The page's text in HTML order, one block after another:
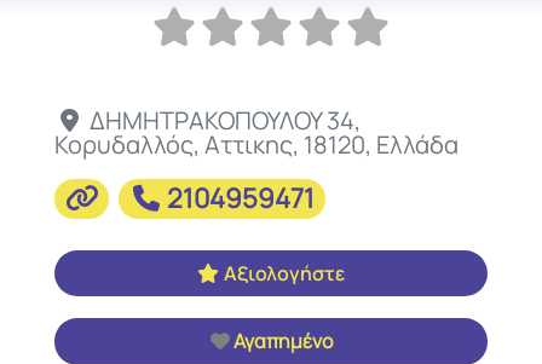
ΔΗΜΗΤΡΑΚΟΠΟΥΛΟΥ 34,
Κορυδαλλός, Αττικης, 18120, Ελλάδα
2104959471
Αξιολογήστε
Αγαπημένο